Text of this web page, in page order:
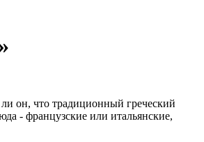
он, что традиционный греческий
- французские или итальянские,